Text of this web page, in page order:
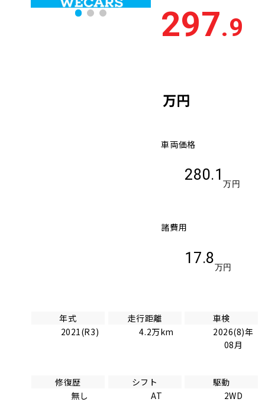
297.9
万円
車両価格
280.1
万円
諸費用
17.8
万円
年式
2021(R3)
走行距離
4.2万km
車検
2026(8)年
08月
修復歴
無し
シフト
AT
駆動
2WD